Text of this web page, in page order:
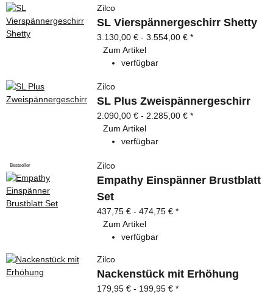
Zilco
SL Vierspännergeschirr Shetty
3.130,00 € -3.554,00 €*
Zum Artikel
verfügbar
Zilco
SL Plus Zweispännergeschirr
2.090,00 € -2.285,00 €*
Zum Artikel
verfügbar
Bestseller Zilco
Empathy Einspänner Brustblatt
Set
437,75 € -474,75 €*
Zum Artikel
verfügbar
Zilco
Nackenstück mit Erhöhung
179,95 € - 199,95 €*